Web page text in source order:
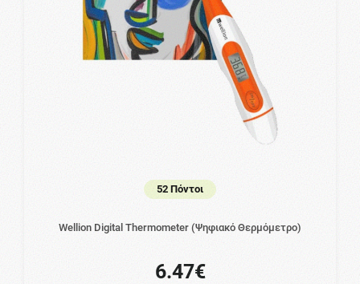
52 Πόντοι
Wellion Digital Thermometer (Ψηφιακό Θερμόμετρο)
6.47€